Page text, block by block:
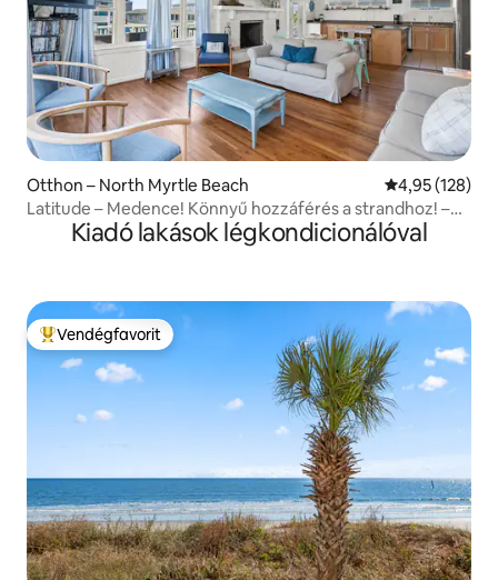
Otthon – North Myrtle Beach Átlagos
4,95 (128)
Latitude – Medence! Könnyű hozzáférés a strandhoz! –
KorrekcióKiadó lakások légkondicionálóval
Kiemelt vendégfavorit
Vendégfavorit